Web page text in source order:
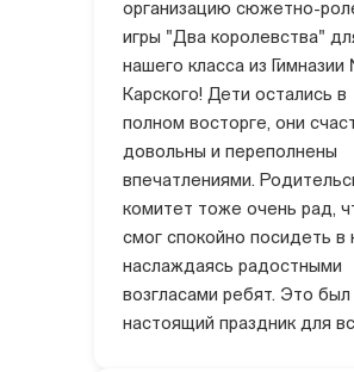
организацию сюжетно-
игры "Два королевства"
нашего класса из
Карского! Дети остались в
полном восторге, они
довольны и переполнены
впечатлениями.
комитет тоже очень рад,
смог спокойно посидеть в
наслаждаясь радостными
возгласами ребят. Это был
настоящий праздник для